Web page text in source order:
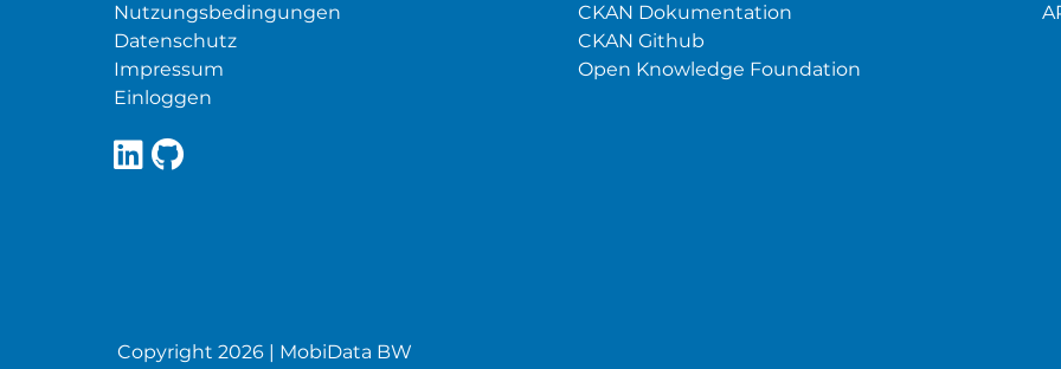
Nutzungsbedingungen
Datenschutz
Impressum
Einloggen
CKAN Dokumentation
CKAN Github
Open Knowledge Foundation
Copyright 2026 | MobiData BW